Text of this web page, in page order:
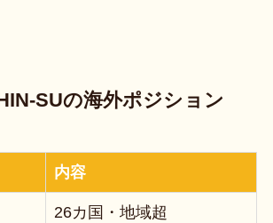
SUの海外ポジション
内容
26カ国・地域超